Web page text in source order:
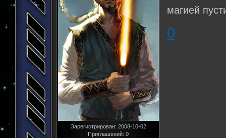
Зарегистрирован: 2008-10-02
Приглашений: 0
магией
0